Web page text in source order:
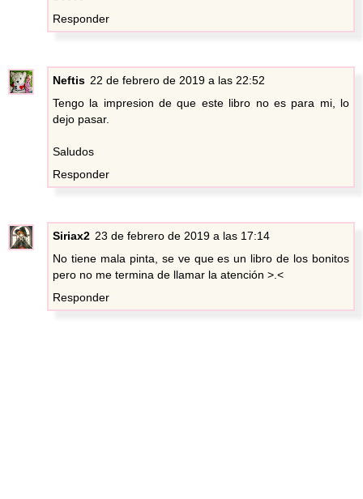
Responder
Neftis 22 de febrero de 2019 a las 22:52
Tengo la impresion de que este libro no es para mi, lo
dejo pasar.
Saludos
Responder
Siriax2 23 de febrero de 2019 a las 17:14
No tiene mala pinta, se ve que es un libro de los bonitos
pero no me termina de llamar la atención >.<
Responder